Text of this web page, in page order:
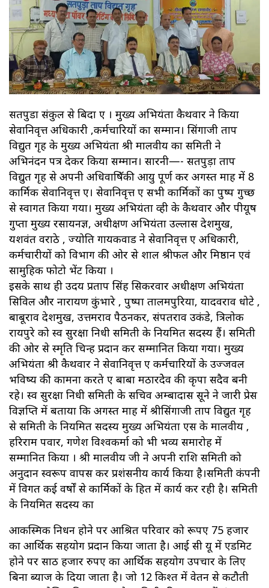
सतपुडा संकुल से बिदा हुए । मुख्य अभियंता कैथवार ने किया
सेवानिवृत्त अधिकारी ,कर्मचारियों का सम्मान। सिंगाजी ताप
विद्युत गृह के मुख्य अभियंता श्री मालवीय का समिती ने
अभिनंदन पत्र देकर किया सम्मान। सारनी—- सतपुड़ा ताप
विद्युत गृह से अपनी अधिवाषिॅकी आयु पूर्ण कर अगस्त माह में 8
कार्मिक सेवानिवृत्त हुए। सेवानिवृत्त हुए सभी कार्मिकों का पुष्प गुच्छ
से स्वागत किया गया। मुख्य अभियंता व्ही के कैथवार और पीयूष
गुप्ता मुख्य रसायनज्ञ, अधीक्षण अभियंता उल्लास देशमुख,
यशवंत वराठे , ज्योति गायकवाड ने सेवानिवृत्त हुए अधिकारी,
कर्मचारीयों को विभाग की ओर से शाल श्रीफल और मिष्ठान एवं
सामुहिक फोटो भेंट किया ।
इसके साथ ही उदय प्रताप सिंह सिकरवार अधीक्षण अभियंता
सिविल और नारायण कुंभारे , पुष्पा तालमपुरिया, यादवराव धोटे ,
बाबूराव देशमुख, उत्तमराव पैठनकर, संपतराव उकंडे, त्रिलोक
रायपुरे को स्व सुरक्षा निधी समिती के नियमित सदस्य हैं। समिती
की ओर से स्मृति चिन्ह प्रदान कर सम्मानित किया गया। मुख्य
अभियंता श्री कैथवार ने सेवानिवृत्त हुए कर्मचारियों के उज्जवल
भविष्य की कामना करते हुए बाबा मठारदेेव की कृपा सदैव बनी
रहे। स्व सुरक्षा निधी समिती के सचिव अम्बादास सूने ने जारी प्रेस
विज्ञप्ति में बताया कि अगस्त माह में श्रीसिंगाजी ताप विद्युत गृह
से समिती के नियमित सदस्य मुख्य अभियंता एस के मालवीय ,
हरिराम पवार, गणेश विश्वकर्मा को भी भव्य समारोह में
सम्मानित किया । श्री मालवीय जी ने अपनी राशि समिती को
अनुदान स्वरूप वापस कर प्रशंसनीय कार्य किया है।समिती कंपनी
में विगत कई वर्षों से कार्मिकों के हित में कार्य कर रही है। समिती
के नियमित सदस्य का
आकस्मिक निधन होने पर आश्रित परिवार को रूपए 75 हजार
का आर्थिक सहयोग प्रदान किया जाता है। आई सी यू में एडमिट
होने पर साठ हजार रुपए का आर्थिक सहयोग उपचार के लिए
बिना ब्याज के दिया जाता है। जो 12 किश्त में वेतन से कटौती